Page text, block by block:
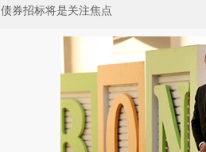
债券招标将是关注焦点